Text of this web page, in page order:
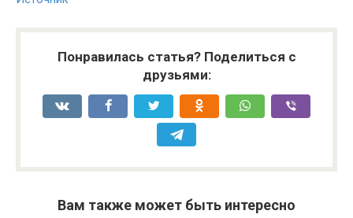
Понравилась статья? Поделиться с
друзьями:
Вам также может быть интересно